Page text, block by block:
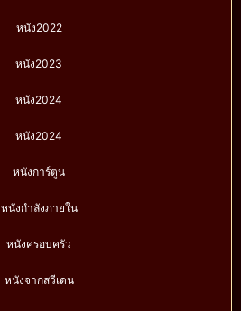
หนัง2022
หนัง2023
หนัง2024
หนัง2024
หนังการ์ตูน
หนังกำลังภายใน
หนังครอบครัว
หนังจากสวีเดน